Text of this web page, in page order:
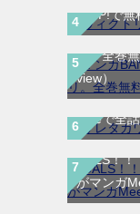
ガUP!で無
マンガ
リ。全巻
view）
サレタガ
倫から始
Meeで全
GALS！！
がマンガ
漂流教室